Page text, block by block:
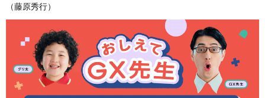
（藤原秀行）